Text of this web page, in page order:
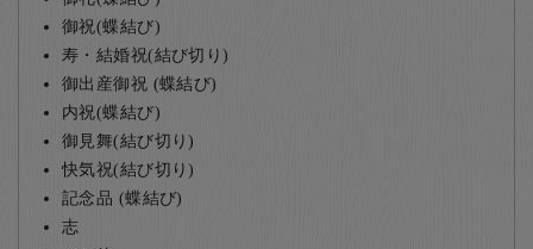
御祝(蝶結び)
寿・結婚祝(結び切り)
御出産御祝 (蝶結び)
内祝(蝶結び)
御見舞(結び切り)
快気祝(結び切り)
記念品 (蝶結び)
志